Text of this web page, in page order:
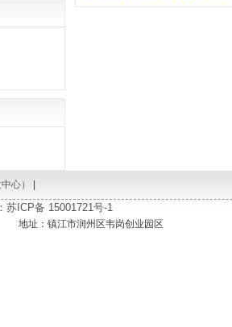
心）
苏ICP备 15001721号-1
地址：镇江市润州区韦岗创业园区